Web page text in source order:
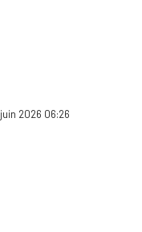
2026 06:26